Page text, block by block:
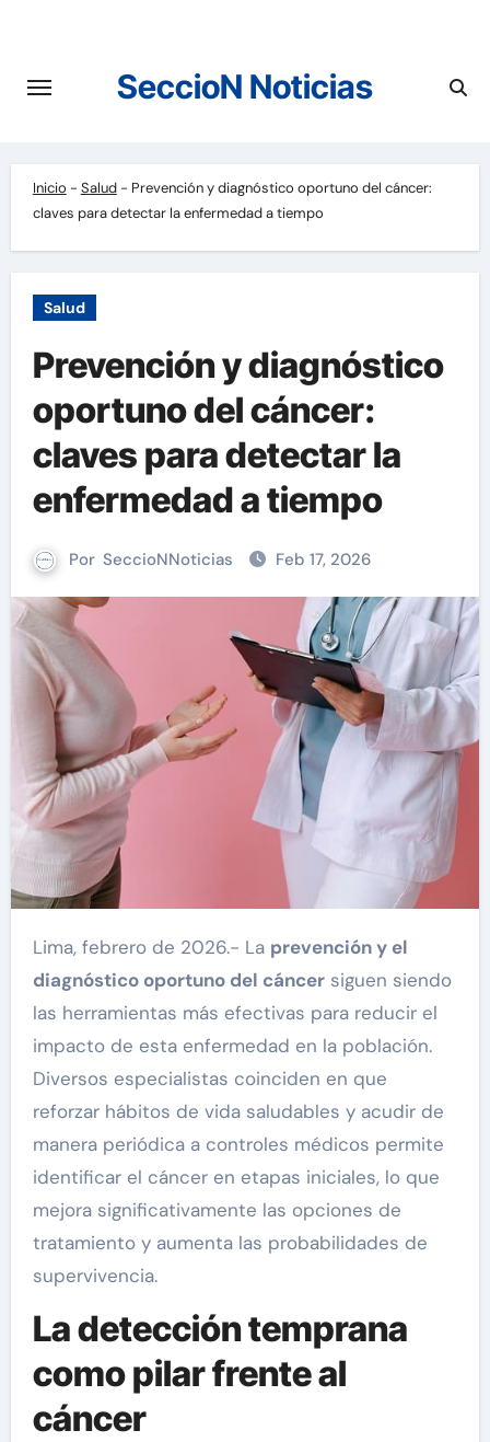
contenido
SeccioN Noticias
Inicio - Salud- Prevención y diagnóstico oportuno del cáncer:
claves para detectar la enfermedad a tiempo
Salud
Prevención y diagnóstico
oportuno del cáncer:
claves para detectar la
enfermedad a tiempo
Por SeccioNNoticias Feb 17, 2026
Lima, febrero de 2026.- La prevención y el
diagnóstico oportuno del cáncersiguen siendo
las herramientas más efectivas para reducir el
impacto de esta enfermedad en la población.
Diversos especialistas coinciden en que
reforzar hábitos de vida saludables y acudir de
manera periódica a controles médicos permite
identificar el cáncer en etapas iniciales, lo que
mejora significativamente las opciones de
tratamiento y aumenta las probabilidades de
supervivencia.
La detección temprana
como pilar frente al
cáncer